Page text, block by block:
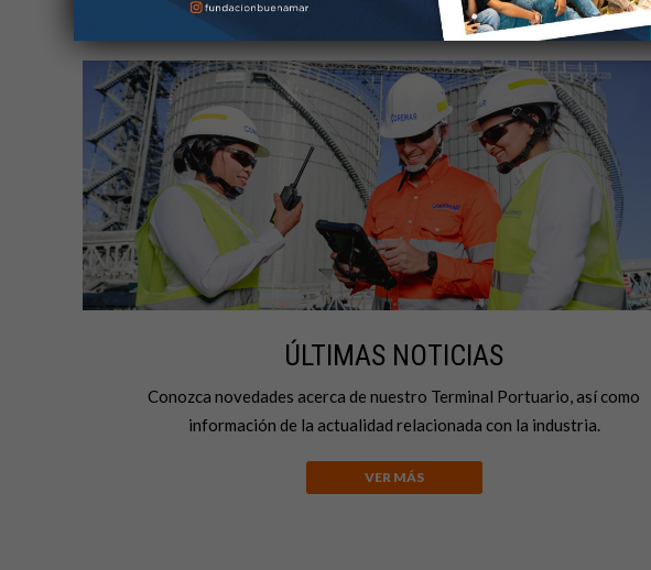
ÚLTIMAS NOTICIAS
Conozca novedades acerca de nuestro Terminal Portuario, así como
información de la actualidad relacionada con la industria.
VER MÁS